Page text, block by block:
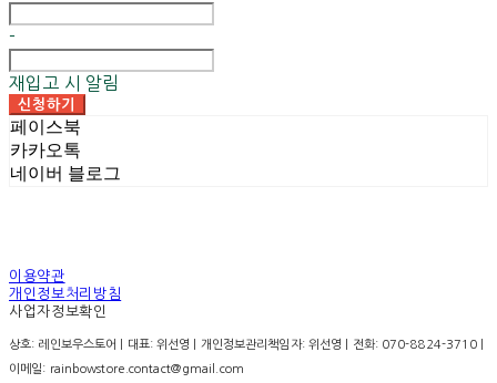
-
재입고 시 알림
신청하기
페이스북
카카오톡
네이버 블로그
이용약관
개인정보처리방침
사업자정보확인
상호: 레인보우스토어 | 대표: 위선영 | 개인정보관리책임자: 위선영 | 전화: 070-8824-3710 |
이메일: rainbowstore.contact@gmail.com